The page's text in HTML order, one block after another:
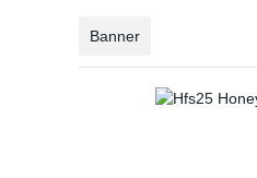
Banner